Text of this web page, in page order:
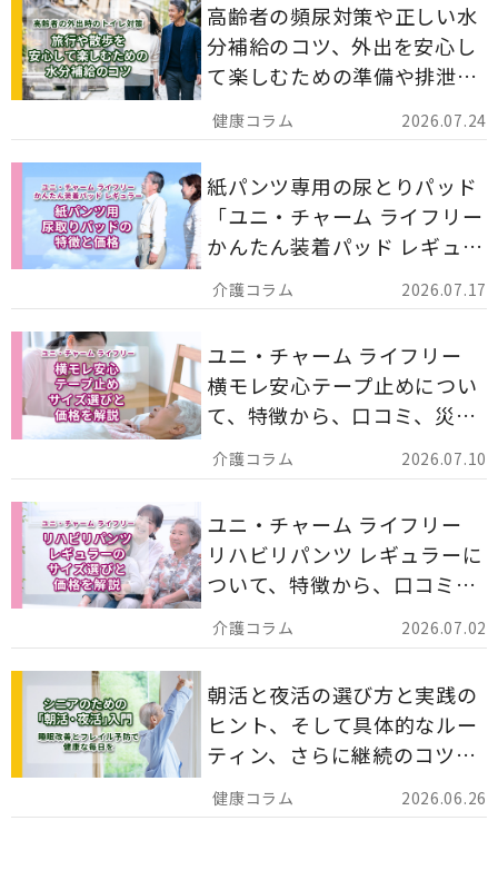
2026.07.24
高齢者の頻尿対策や正しい水
分補給のコツ、外出を安心し
て楽しむための準備や排泄ケ
ア用品の選び方を解説しま
す。
2026.07.17
紙パンツ専用の尿とりパッド
「ユニ・チャーム ライフリー
かんたん装着パッド レギュラ
ー 計162枚」について解説し
ます。
2026.07.10
ユニ・チャーム ライフリー
横モレ安心テープ止めについ
て、特徴から、口コミ、災害
備蓄としての活用法まで分か
りやすく解説します。
2026.07.02
ユニ・チャーム ライフリー
リハビリパンツ レギュラーに
ついて、特徴から、口コミ、
災害備蓄としての活用法まで
分かりやすく解説します。
2026.06.26
朝活と夜活の選び方と実践の
ヒント、そして具体的なルー
ティン、さらに継続のコツま
でを詳しくご紹介します。